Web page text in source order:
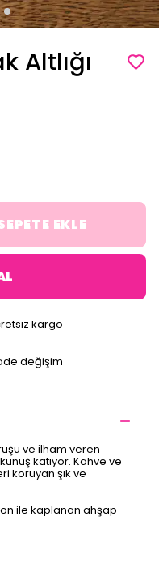
Altlığı
EKLE
kargo
değişim
ve ilham veren
katıyor. Kahve ve
koruyan şık ve
ile kaplanan ahşap